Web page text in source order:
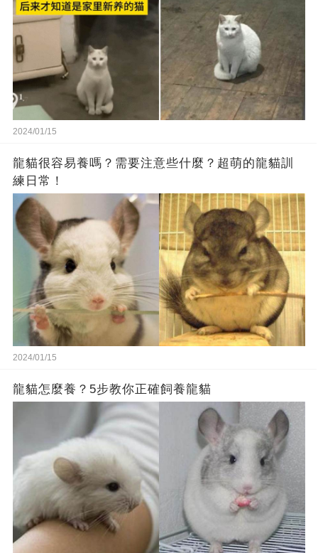
2024/01/15
龍貓很容易養嗎？需要注意些什麼？超萌的龍貓訓
練日常！
2024/01/15
龍貓怎麼養？5步教你正確飼養龍貓